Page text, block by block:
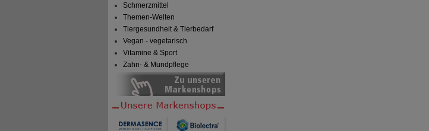
Schmerzmittel
Themen-Welten
Tiergesundheit & Tierbedarf
Vegan - vegetarisch
Vitamine & Sport
Zahn- & Mundpflege